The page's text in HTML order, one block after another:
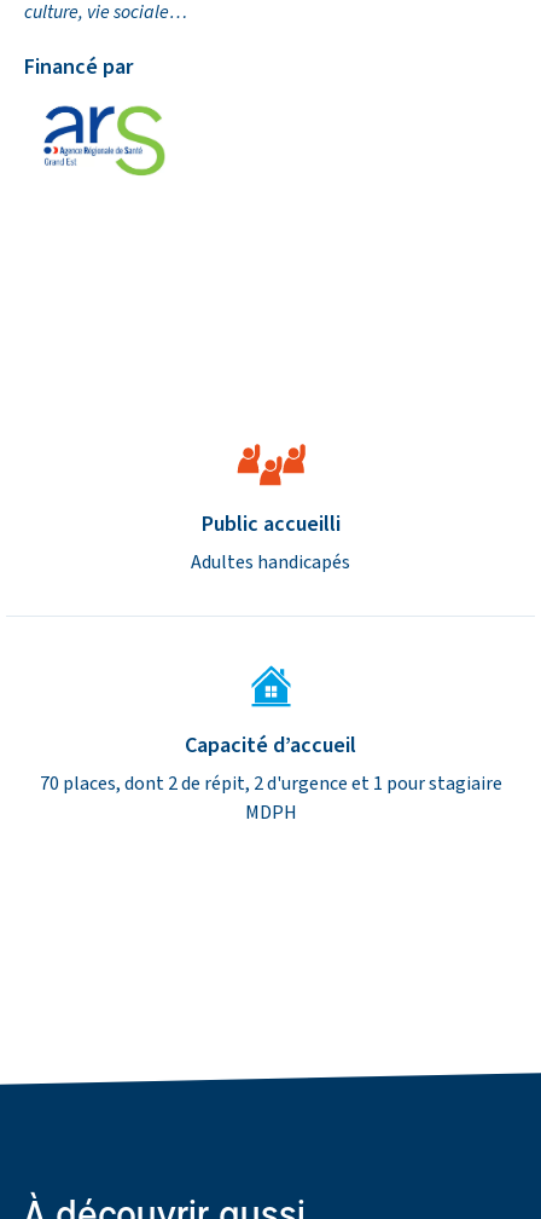
culture, vie sociale…
Financé par
Caractéristiques de
Public accueilli
Adultes handicapés
Capacité d’accueil
70 places, dont 2 de répit, 2 d'urgence et 1 pour stagiaire
MDPH